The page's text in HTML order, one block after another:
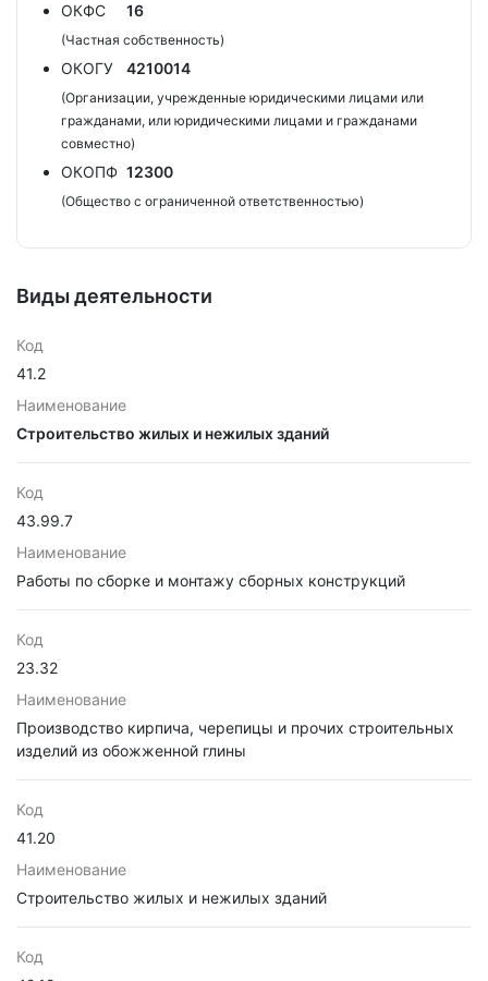
ОКФС 16
(Частная собственность)
ОКОГУ 4210014
(Организации, учрежденные юридическими лицами или
гражданами, или юридическими лицами и гражданами
совместно)
ОКОПФ 12300
(Общество с ограниченной ответственностью)
Виды деятельности
Код
41.2
Наименование
Строительство жилых и нежилых зданий
Код
43.99.7
Наименование
Работы по сборке и монтажу сборных конструкций
Код
23.32
Наименование
Производство кирпича, черепицы и прочих строительных
изделий из обожженной глины
Код
41.20
Наименование
Строительство жилых и нежилых зданий
Код